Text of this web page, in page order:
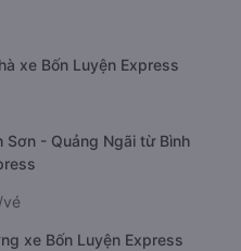
xe Bốn Luyện Express
Sơn - Quảng Ngãi từ Bình
xe Bốn Luyện Express